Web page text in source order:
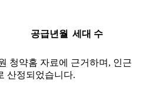
공급년월 세대 수
청약홈 자료에 근거하며, 인근
산정되었습니다.